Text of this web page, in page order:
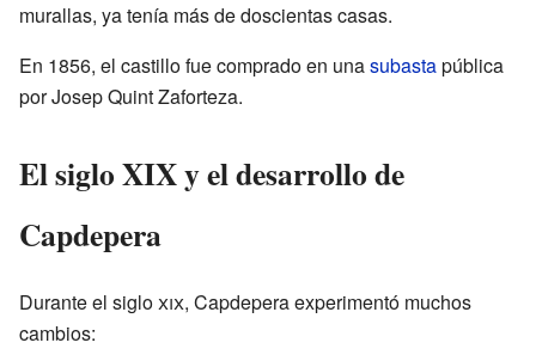
murallas, ya tenía más de doscientas casas.
En 1856, el castillo fue comprado en unasubastapública
por Josep Quint Zaforteza.
El siglo XIX y el desarrollo de
Capdepera
Durante el sigloxix, Capdepera experimentó muchos
cambios: